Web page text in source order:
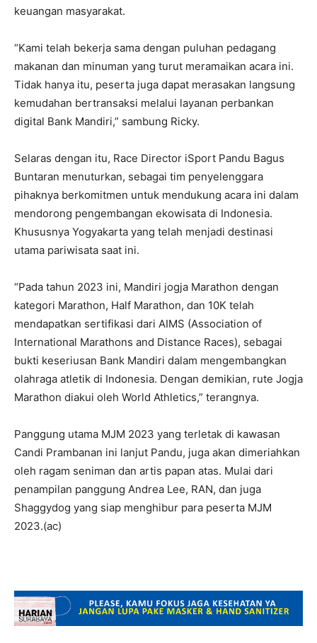
keuangan masyarakat.
“Kami telah bekerja sama dengan puluhan pedagang
makanan dan minuman yang turut meramaikan acara ini.
Tidak hanya itu, peserta juga dapat merasakan langsung
kemudahan bertransaksi melalui layanan perbankan
digital Bank Mandiri,” sambung Ricky.
Selaras dengan itu, Race Director iSport Pandu Bagus
Buntaran menuturkan, sebagai tim penyelenggara
pihaknya berkomitmen untuk mendukung acara ini dalam
mendorong pengembangan ekowisata di Indonesia.
Khususnya Yogyakarta yang telah menjadi destinasi
utama pariwisata saat ini.
“Pada tahun 2023 ini, Mandiri jogja Marathon dengan
kategori Marathon, Half Marathon, dan 10K telah
mendapatkan sertifikasi dari AIMS (Association of
International Marathons and Distance Races), sebagai
bukti keseriusan Bank Mandiri dalam mengembangkan
olahraga atletik di Indonesia. Dengan demikian, rute Jogja
Marathon diakui oleh World Athletics,” terangnya.
Panggung utama MJM 2023 yang terletak di kawasan
Candi Prambanan ini lanjut Pandu, juga akan dimeriahkan
oleh ragam seniman dan artis papan atas. Mulai dari
penampilan panggung Andrea Lee, RAN, dan juga
Shaggydog yang siap menghibur para peserta MJM
2023.(ac)